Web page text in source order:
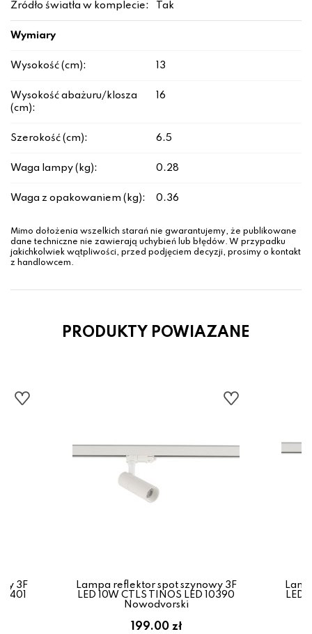
Źródło światła w komplecie: Tak
Wymiary
Wysokość (cm): 13
Wysokość abażuru/klosza
(cm):
16
Szerokość (cm): 6.5
Waga lampy (kg): 0.28
Waga z opakowaniem (kg): 0.36
Mimo dołożenia wszelkich starań nie gwarantujemy, że publikowane
dane techniczne nie zawierają uchybień lub błędów. W przypadku
jakichkolwiek wątpliwości, przed podjęciem decyzji, prosimy o kontakt
z handlowcem.
PRODUKTY POWIAZANE
3F
Lampa reflektor spot szynowy 3F
LED 10W CTLS TINOS LED 10390
Nowodvorski
199.00 zł
LED